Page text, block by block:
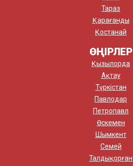
Тараз
Қарағанды
Қостанай
ӨҢІРЛЕР
Қызылорда
Ақтау
Түркістан
Павлодар
Петропавл
Өскемен
Шымкент
Семей
Талдықорған